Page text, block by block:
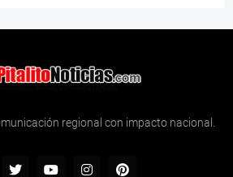
regional con impacto nacional.